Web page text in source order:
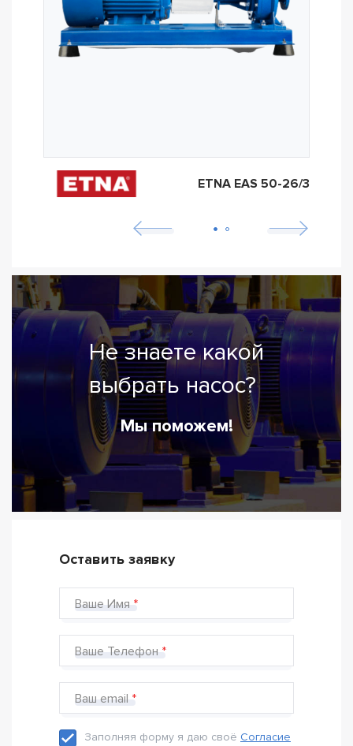
ETNA EAS 50-26/3
Не знаете какой
выбрать насос?
Мы поможем!
Оставить заявку
Ваше Имя
Ваше Телефон
Ваш email
Заполняя форму я даю своё Согласие